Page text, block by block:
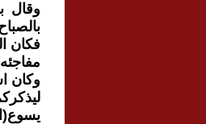
وقال
فكان
وكان